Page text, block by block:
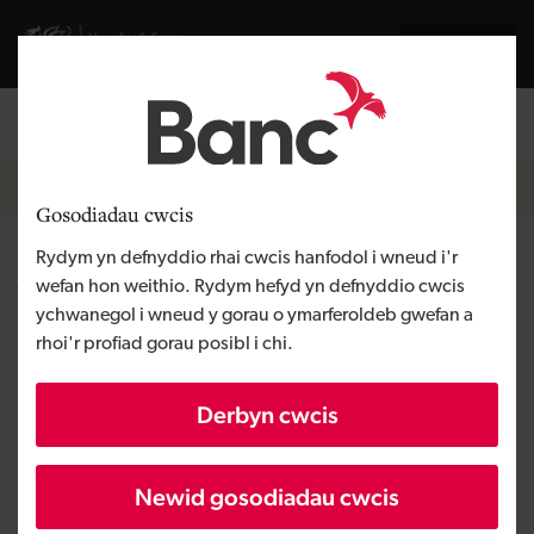
Gosodiadau cwcis
Rydym yn defnyddio rhai cwcis hanfodol i wneud i'r
wefan hon weithio. Rydym hefyd yn defnyddio cwcis
ychwanegol i wneud y gorau o ymarferoldeb gwefan a
rhoi'r profiad gorau posibl i chi.
Derbyn cwcis
Newid gosodiadau cwcis
Adroddiad chwarterol